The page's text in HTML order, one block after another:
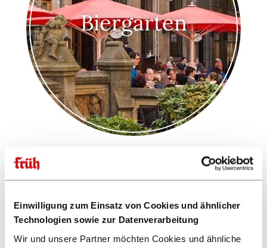
Einwilligung zum Einsatz von Cookies und ähnlicher
Technologien sowie zur Datenverarbeitung
Wir und unsere Partner möchten Cookies und ähnliche
Biergarten